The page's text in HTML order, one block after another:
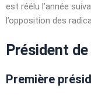
est réélu l’année
l’opposition des
Président
Première